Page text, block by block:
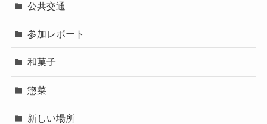
公共交通
参加レポート
和菓子
惣菜
新しい場所